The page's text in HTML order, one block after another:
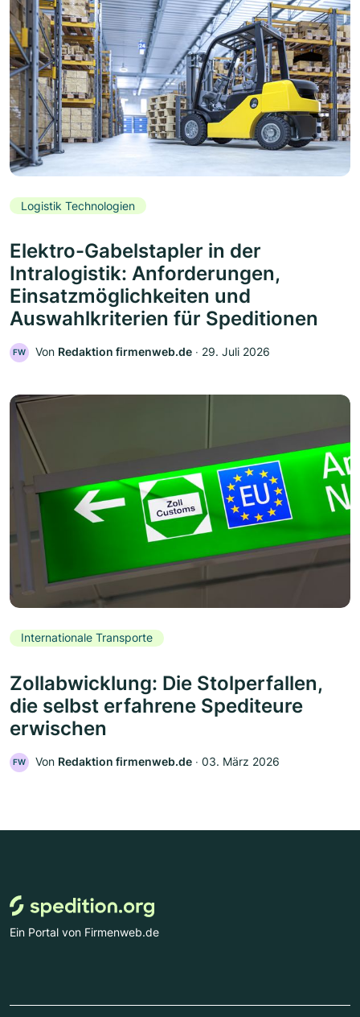
Logistik Technologien
Elektro-Gabelstapler in der
Intralogistik: Anforderungen,
Einsatzmöglichkeiten und
Auswahlkriterien für Speditionen
FW Von Redaktion firmenweb.de ‧ 29. Juli 2026
Internationale Transporte
Zollabwicklung: Die Stolperfallen,
die selbst erfahrene Spediteure
erwischen
FW Von Redaktion firmenweb.de ‧ 03. März 2026
Ein Portal von Firmenweb.de